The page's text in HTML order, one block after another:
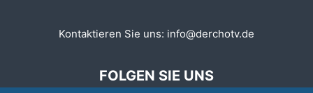
Kontaktieren Sie uns: info@derchotv.de
FOLGEN SIE UNS